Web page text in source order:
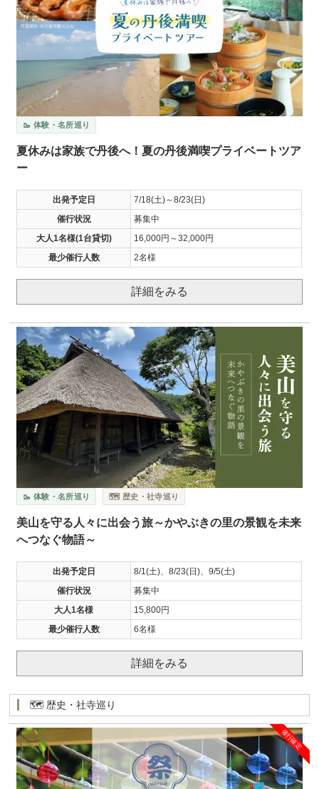
🥾 体験・名所巡り
夏休みは家族で丹後へ！夏の丹後満喫プライベートツア
ー
出発予定日
7/18(土)～8/23(日)
催行状況
募集中
大人1名様(1台貸切)
16,000円～32,000円
最少催行人数
2名様
詳細をみる
🥾 体験・名所巡り 🗺️ 歴史・社寺巡り
美山を守る人々に出会う旅～かやぶきの里の景観を未来
へつなぐ物語～
出発予定日
8/1(土)、8/23(日)、9/5(土)
催行状況
募集中
大人1名様
15,800円
最少催行人数
6名様
詳細をみる
🗺️ 歴史・社寺巡り
催行確定